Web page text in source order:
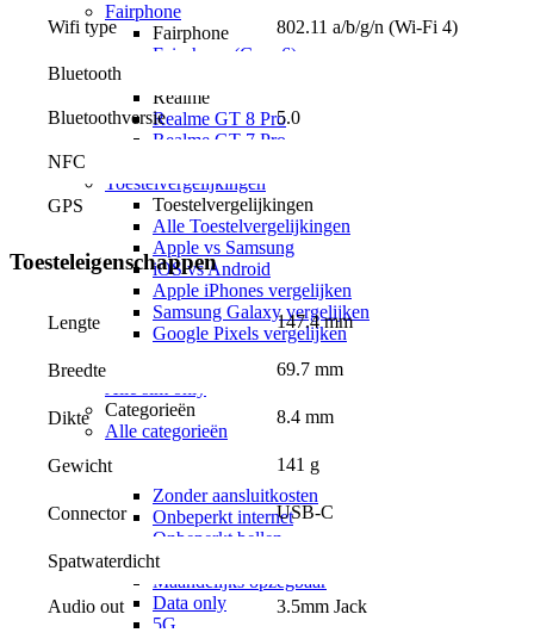
Fairphone
Fairphone
Fairphone (Gen. 6)
Realme
Realme
Realme GT 8 Pro
Realme GT 7 Pro
Toestelvergelijkingen
Toestelvergelijkingen
Alle Toestelvergelijkingen
Apple vs Samsung
iOS vs Android
Apple iPhones vergelijken
Samsung Galaxy vergelijken
Google Pixels vergelijken
Sim only
Categorieën
Alle categorieën
Alle Alle categorieën
Zonder aansluitkosten
Onbeperkt internet
Onbeperkt bellen
Onbeperkt internet & bellen
Maandelijks opzegbaar
Data only
5G
Wifi type 802.11 a/b/g/n (Wi-Fi 4)
Bluetooth
Bluetoothversie 5.0
NFC
GPS
Toesteleigenschappen
Lengte 147.4 mm
Breedte 69.7 mm
Dikte 8.4 mm
Gewicht 141 g
Connector USB-C
Spatwaterdicht
Audio out 3.5mm Jack